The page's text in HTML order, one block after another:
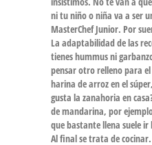
ni tu niño o niña va a ser
MasterChef Junior. Por
La adaptabilidad de las
tienes hummus ni
pensar otro relleno para
harina de arroz en el
gusta la zanahoria en
de mandarina, por
que bastante llena suele
Al final se trata de